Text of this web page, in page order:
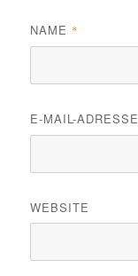
NAME *
E-MAIL-ADRESSE
WEBSITE